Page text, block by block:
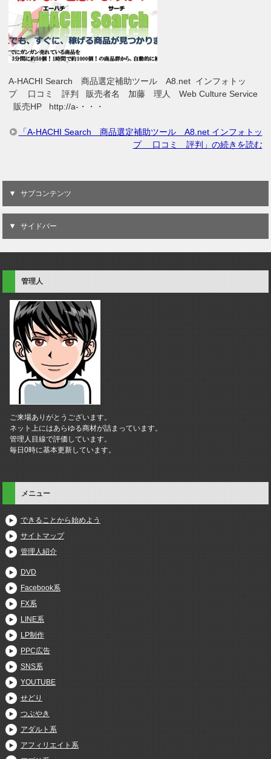
A-HACHI Search 商品選定補助ツール A8.net インフォトッ
プ 口コミ 評判 販売者名 加藤 理人 Web Culture Service
販売HP http://a-・・・
「A-HACHI Search 商品選定補助ツール A8.net インフォトッ
プ 口コミ 評判」の続きを読む
サブコンテンツ
サイドバー
管理人
ご来場ありがとうございます。
ネット上にはあらゆる商材が詰まっています。
管理人目線で評価しています。
毎日0時に基本更新しています。
メニュー
できることから始めよう
サイトマップ
管理人紹介
DVD
Facebook系
FX系
LINE系
LP制作
PPC広告
SNS系
YOUTUBE
せどり
つぶやき
アダルト系
アフィリエイト系